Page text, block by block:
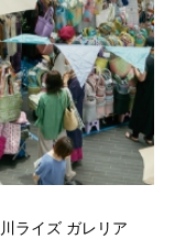
ライズ ガレリア